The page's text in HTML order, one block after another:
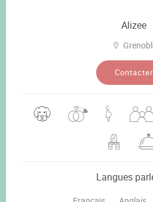
Alizee
Contacter
Langues